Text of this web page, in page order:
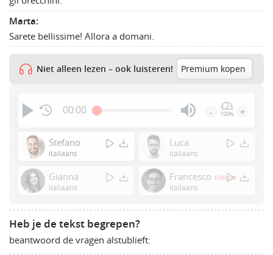
Marta:
Sarete bellissime! Allora a domani.
Niet alleen lezen – ook luisteren! Premium kopen
00:00
or
to
show
- 100% +
Stefano
italiaans
Luca
italiaans
Gianna
italiaans
Francesco nieuw
italiaans
Heb je de tekst begrepen?
beantwoord de vragen alstublieft: